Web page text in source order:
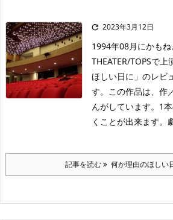
 2023年3月12日
1994年08月にかも
THEATER/TOPSで
ほしい日に」のレビ
す。この作品は、作
んがしています。1
くことが出来ます。
記事を読む 何か理由のほしい